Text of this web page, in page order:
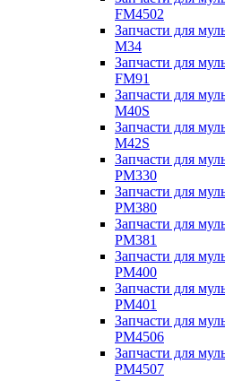
FM4502
Запчасти для
M34
Запчасти для
FM91
Запчасти для
M40S
Запчасти для
M42S
Запчасти для
PM330
Запчасти для
PM380
Запчасти для
PM381
Запчасти для
PM400
Запчасти для
PM401
Запчасти для
PM4506
Запчасти для
PM4507